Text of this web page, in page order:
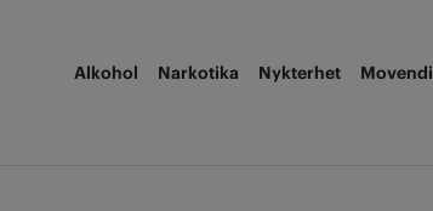
Alkohol Narkotika Nykterhet Movendi